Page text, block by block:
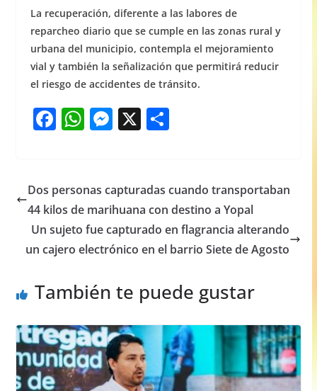
La recuperación, diferente a las labores de
reparcheo diario que se cumple en las zonas rural y
urbana del municipio, contempla el mejoramiento
vial y también la señalización que permitirá reducir
el riesgo de accidentes de tránsito.
F
e
b
o
o
W
s
A
p
p
M
e
n
g
er
X S
e
Dos personas capturadas cuando transportaban
44 kilos de marihuana con destino a Yopal
Un sujeto fue capturado en flagrancia alterando
un cajero electrónico en el barrio Siete de Agosto
También te puede gustar